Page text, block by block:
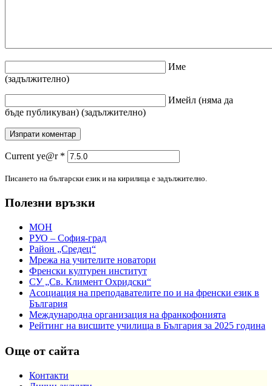
Име
(задължително)
Имейл (няма да
бъде публикуван) (задължително)
Current ye@r *
Писането на български език и на кирилица е задължително.
Полезни връзки
МОН
РУО – София-град
Район „Средец“
Мрежа на учителите новатори
Френски културен институт
СУ „Св. Климент Охридски“
Асоциация на преподавателите по и на френски език в
България
Международна организация на франкофонията
Рейтинг на висшите училища в България за 2025 година
Още от сайта
Контакти